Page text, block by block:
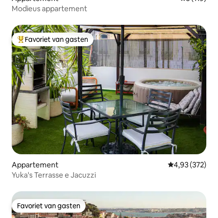
Modieus appartement
Topfavoriet van gasten
Favoriet van gasten
Appartement Gemiddelde
4,93 (372)
Yuka's Terrasse e Jacuzzi
Favoriet van gasten
Favoriet van gasten